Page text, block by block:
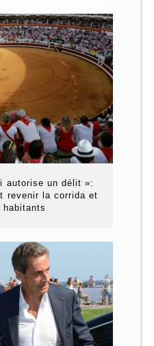
autorise un délit »:
revenir la corrida et